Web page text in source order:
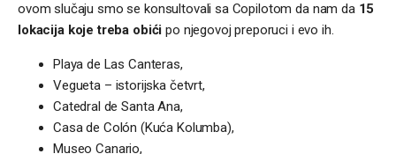
ovom slučaju smo se konsultovali sa Copilotom da nam da 15
lokacija koje treba obići po njegovoj preporuci i evo ih.
Playa de Las Canteras,
Vegueta – istorijska četvrt,
Catedral de Santa Ana,
Casa de Colón (Kuća Kolumba),
Museo Canario,